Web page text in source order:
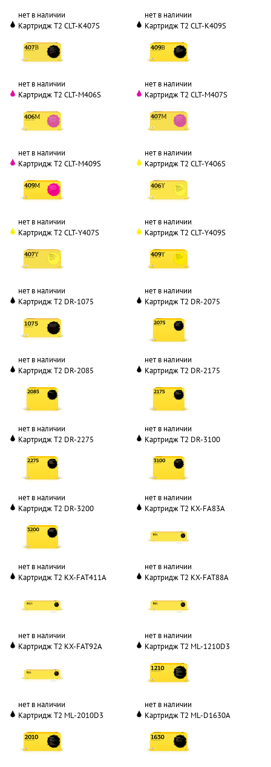
нет в наличии
нет в наличии
Картридж T2 CLT-K407S
нет в наличии
Картридж T2 CLT-K409S
нет в наличии
Картридж T2 CLT-M406S
нет в наличии
Картридж T2 CLT-M407S
нет в наличии
Картридж T2 CLT-M409S
нет в наличии
Картридж T2 CLT-Y406S
нет в наличии
Картридж T2 CLT-Y407S
нет в наличии
Картридж T2 CLT-Y409S
нет в наличии
Картридж T2 DR-1075
нет в наличии
Картридж T2 DR-2075
нет в наличии
Картридж T2 DR-2085
нет в наличии
Картридж T2 DR-2175
нет в наличии
Картридж T2 DR-2275
нет в наличии
Картридж T2 DR-3100
нет в наличии
Картридж T2 DR-3200
нет в наличии
Картридж T2 KX-FA83A
нет в наличии
Картридж T2 KX-FAT411A
нет в наличии
Картридж T2 KX-FAT88A
нет в наличии
Картридж T2 KX-FAT92A
нет в наличии
Картридж T2 ML-1210D3
нет в наличии
Картридж T2 ML-2010D3
Картридж T2 ML-D1630A